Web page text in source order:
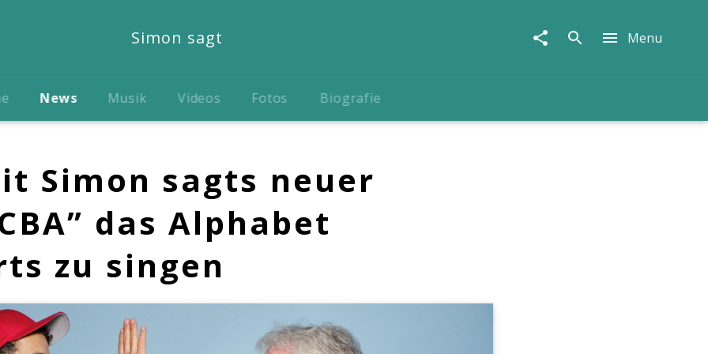
Simon sagt Menu
News Musik Videos Fotos Biografie
Simon sagts neuer
das Alphabet
zu singen